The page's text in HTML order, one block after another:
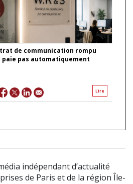
de communication rompu
paie pas automatiquement
Lire
indépendant d’actualité
de Paris et de la région Île-